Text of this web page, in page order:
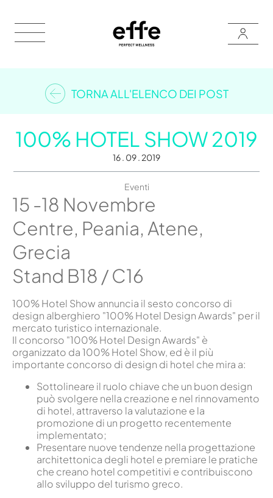
TORNA ALL'ELENCO DEI POST
100% HOTEL SHOW 2019
16 . 09 . 2019
Eventi
15 -18 Novembre
Centre, Peania, Atene,
Grecia
Stand B18 / C16
100% Hotel Show annuncia il sesto concorso di
design alberghiero "100% Hotel Design Awards" per il
mercato turistico internazionale.
Il concorso "100% Hotel Design Awards" è
organizzato da 100% Hotel Show, ed è il più
importante concorso di design di hotel che mira a:
Sottolineare il ruolo chiave che un buon design
può svolgere nella creazione e nel rinnovamento
di hotel, attraverso la valutazione e la
promozione di un progetto recentemente
implementato;
Presentare nuove tendenze nella progettazione
architettonica degli hotel e premiare le pratiche
che creano hotel competitivi e contribuiscono
allo sviluppo del turismo greco.